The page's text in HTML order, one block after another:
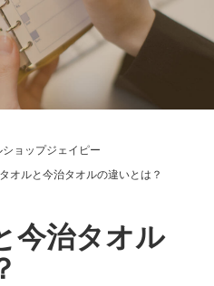
ョップジェイピー
オルと今治タオルの違いとは？
今治タオル